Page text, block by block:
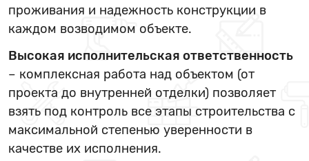
проживания и надежность конструкции в
каждом возводимом объекте.
Высокая исполнительская ответственность
– комплексная работа над объектом (от
проекта до внутренней отделки) позволяет
взять под контроль все этапы строительства с
максимальной степенью уверенности в
качестве их исполнения.